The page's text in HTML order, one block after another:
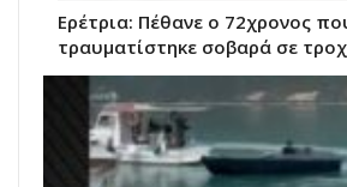
Ερέτρια: Πέθανε ο 72χρονος
τραυματίστηκε σοβαρά σε